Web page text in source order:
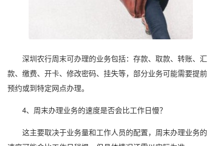
深圳农行周末可办理的业务包括：存款、取款、转账、汇
款、缴费、开卡、修改密码、挂失等，部分业务可能需要提前
预约或到特定网点办理。
4、周末办理业务的速度是否会比工作日慢？
这主要取决于业务量和工作人员的配置，周末办理业务的